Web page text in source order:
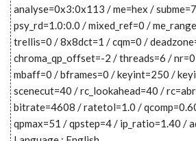
analyse=0x3:0x113 / me=hex /
psy_rd=1.0:0.0 / mixed_ref=0 /
trellis=0 / 8x8dct=1 / cqm=0 /
chroma_qp_offset=-2 / threads=6 /
mbaff=0 / bframes=0 / keyint=250 /
scenecut=40 / rc_lookahead=40 /
bitrate=4608 / ratetol=1.0 /
qpmax=51 / qpstep=4 / ip_ratio=1.40 /